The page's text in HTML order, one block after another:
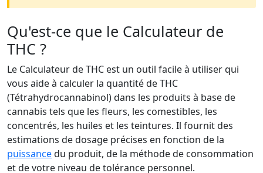
Qu'est-ce que le Calculateur de
THC ?
Le Calculateur de THC est un outil facile à utiliser qui
vous aide à calculer la quantité de THC
(Tétrahydrocannabinol) dans les produits à base de
cannabis tels que les fleurs, les comestibles, les
concentrés, les huiles et les teintures. Il fournit des
estimations de dosage précises en fonction de la
puissancedu produit, de la méthode de consommation
et de votre niveau de tolérance personnel.